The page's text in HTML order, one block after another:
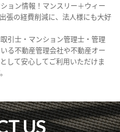
ョン情報！マンスリー＋ウィー
張の経費削減に、法人様にも大好
引士・マンション管理士・管理
る不動産管理会社や不動産オー
して安心してご利用いただけま
US